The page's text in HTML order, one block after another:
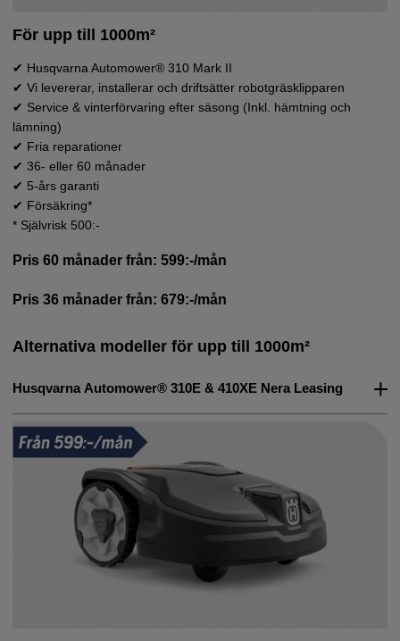
Avancerad modell upp till 600m²
✔ Avancerad modell med appstyrning, GPS mm.
✔ Vi levererar, installerar och driftsätter robotgräsklipparen
✔ Fria reparationer
✔ 5-års garanti
* Självrisk 500:-.
Pris 36 månader från: 759:-/mån
Pris 60 månader från: 659:-/mån
För upp till 1000m²
✔ Husqvarna Automower® 310 Mark II
✔ Vi levererar, installerar och driftsätter robotgräsklipparen
✔ Service & vinterförvaring efter säsong (Inkl. hämtning och
lämning)
✔ Fria reparationer
✔ 36- eller 60 månader
✔ 5-års garanti
✔ Försäkring*
* Självrisk 500:-
Pris 60 månader från: 599:-/mån
Pris 36 månader från: 679:-/mån
Alternativa modeller för upp till 1000m²
Husqvarna Automower® 310E & 410XE Nera Leasing